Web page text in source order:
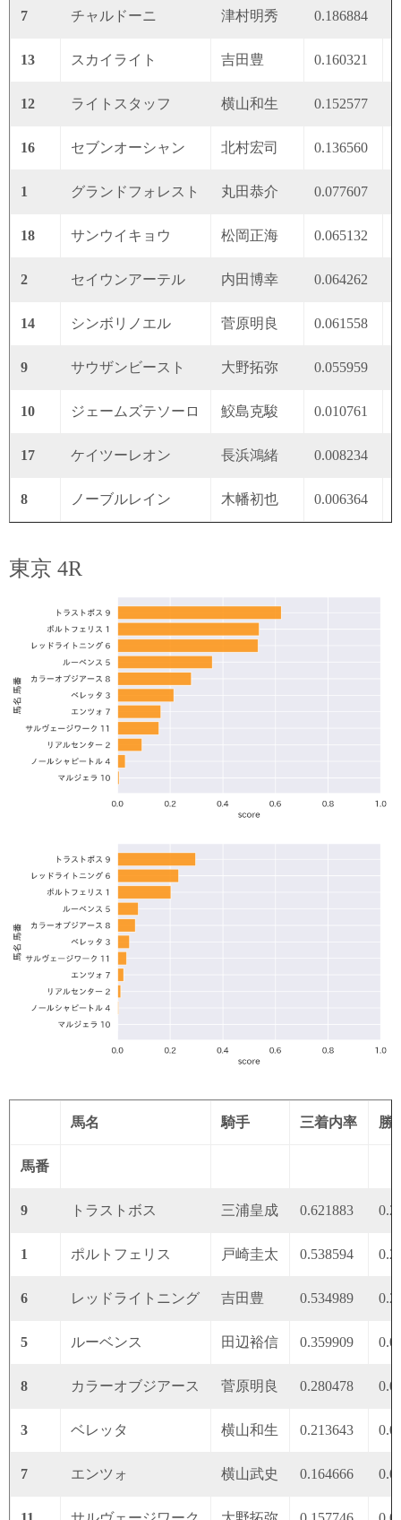
7 チャルドーニ 津村明秀 0.186884
13 スカイライト 吉田豊 0.160321
12 ライトスタッフ 横山和生 0.152577
16 セブンオーシャン 北村宏司 0.136560
1 グランドフォレスト 丸田恭介 0.077607
18 サンウイキョウ 松岡正海 0.065132
2 セイウンアーテル 内田博幸 0.064262
14 シンボリノエル 菅原明良 0.061558
9 サウザンビースト 大野拓弥 0.055959
10 ジェームズテソーロ 鮫島克駿 0.010761
17 ケイツーレオン 長浜鴻緒 0.008234
8 ノーブルレイン 木幡初也 0.006364
東京 4R
馬名 騎手 三着内率 勝
馬番
9 トラストボス 三浦皇成 0.621883
1 ポルトフェリス 戸崎圭太 0.538594
6 レッドライトニング 吉田豊 0.534989
5 ルーベンス 田辺裕信 0.359909
8 カラーオブジアース 菅原明良 0.280478
3 ベレッタ 横山和生 0.213643
7 エンツォ 横山武史 0.164666